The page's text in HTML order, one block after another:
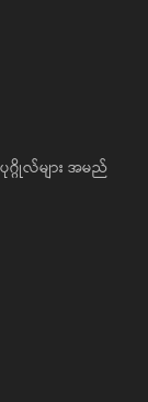
ဂ္ဂိုလ်များ အမည်